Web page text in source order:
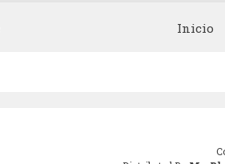
Inicio